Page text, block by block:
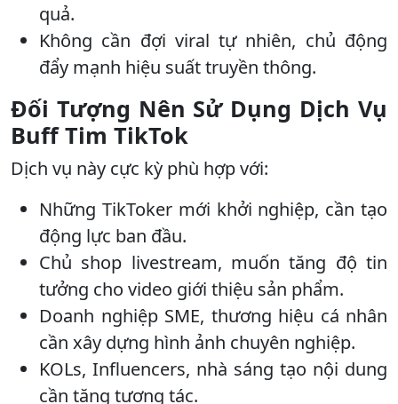
quả.
Không cần đợi viral tự nhiên, chủ động
đẩy mạnh hiệu suất truyền thông.
Đối Tượng Nên Sử Dụng Dịch Vụ
Buff Tim TikTok
Dịch vụ này cực kỳ phù hợp với:
Những TikToker mới khởi nghiệp, cần tạo
động lực ban đầu.
Chủ shop livestream, muốn tăng độ tin
tưởng cho video giới thiệu sản phẩm.
Doanh nghiệp SME, thương hiệu cá nhân
cần xây dựng hình ảnh chuyên nghiệp.
KOLs, Influencers, nhà sáng tạo nội dung
cần tăng tương tác.